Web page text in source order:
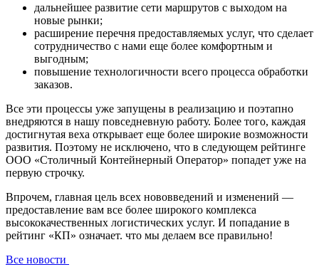
дальнейшее развитие сети маршрутов с выходом на
новые рынки;
расширение перечня предоставляемых услуг, что сделает
сотрудничество с нами еще более комфортным и
выгодным;
повышение технологичности всего процесса обработки
заказов.
Все эти процессы уже запущены в реализацию и поэтапно
внедряются в нашу повседневную работу. Более того, каждая
достигнутая веха открывает еще более широкие возможности
развития. Поэтому не исключено, что в следующем рейтинге
ООО «Столичный Контейнерный Оператор» попадет уже на
первую строчку.
Впрочем, главная цель всех нововведений и изменений —
предоставление вам все более широкого комплекса
высококачественных логистических услуг. И попадание в
рейтинг «КП» означает. что мы делаем все правильно!
Все новости